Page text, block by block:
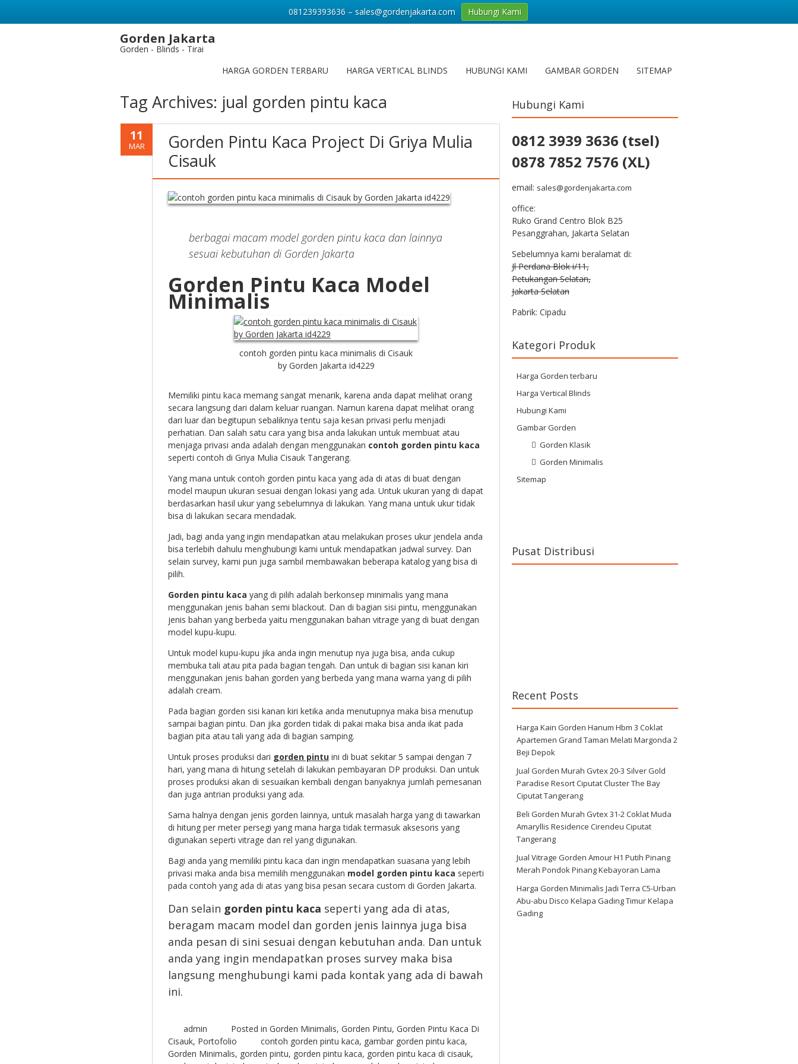
Gorden Jakarta
Gorden - Blinds - Tirai
HARGA GORDEN TERBARU
HARGA VERTICAL BLINDS HUBUNGI KAMI GAMBAR GORDEN SITEMAP
Tag Archives: jual gorden pintu kaca
11
MAR
Gorden Pintu Kaca Project Di Griya Mulia
Cisauk
berbagai macam model gorden pintu kaca dan lainnya
sesuai kebutuhan di Gorden Jakarta
Gorden Pintu Kaca Model
Minimalis
contoh gorden pintu kaca minimalis di Cisauk
by Gorden Jakarta id4229
Memiliki pintu kaca memang sangat menarik, karena anda dapat melihat orang
secara langsung dari dalam keluar ruangan. Namun karena dapat melihat orang
dari luar dan begitupun sebaliknya tentu saja kesan privasi perlu menjadi
perhatian. Dan salah satu cara yang bisa anda lakukan untuk membuat atau
menjaga privasi anda adalah dengan menggunakan contoh gorden pintu kaca
seperti contoh di Griya Mulia Cisauk Tangerang.
Yang mana untuk contoh gorden pintu kaca yang ada di atas di buat dengan
model maupun ukuran sesuai dengan lokasi yang ada. Untuk ukuran yang di dapat
berdasarkan hasil ukur yang sebelumnya di lakukan. Yang mana untuk ukur tidak
bisa di lakukan secara mendadak.
Jadi, bagi anda yang ingin mendapatkan atau melakukan proses ukur jendela anda
bisa terlebih dahulu menghubungi kami untuk mendapatkan jadwal survey. Dan
selain survey, kami pun juga sambil membawakan beberapa katalog yang bisa di
pilih.
Gorden pintu kaca yang di pilih adalah berkonsep minimalis yang mana
menggunakan jenis bahan semi blackout. Dan di bagian sisi pintu, menggunakan
jenis bahan yang berbeda yaitu menggunakan bahan vitrage yang di buat dengan
model kupu-kupu.
Untuk model kupu-kupu jika anda ingin menutup nya juga bisa, anda cukup
membuka tali atau pita pada bagian tengah. Dan untuk di bagian sisi kanan kiri
menggunakan jenis bahan gorden yang berbeda yang mana warna yang di pilih
adalah cream.
Pada bagian gorden sisi kanan kiri ketika anda menutupnya maka bisa menutup
sampai bagian pintu. Dan jika gorden tidak di pakai maka bisa anda ikat pada
bagian pita atau tali yang ada di bagian samping.
Untuk proses produksi dari gorden pintuini di buat sekitar 5 sampai dengan 7
hari, yang mana di hitung setelah di lakukan pembayaran DP produksi. Dan untuk
proses produksi akan di sesuaikan kembali dengan banyaknya jumlah pemesanan
dan juga antrian produksi yang ada.
Sama halnya dengan jenis gorden lainnya, untuk masalah harga yang di tawarkan
di hitung per meter persegi yang mana harga tidak termasuk aksesoris yang
digunakan seperti vitrage dan rel yang digunakan.
Bagi anda yang memiliki pintu kaca dan ingin mendapatkan suasana yang lebih
privasi maka anda bisa memilih menggunakan model gorden pintu kaca seperti
pada contoh yang ada di atas yang bisa pesan secara custom di Gorden Jakarta.
Dan selain gorden pintu kaca seperti yang ada di atas,
beragam macam model dan gorden jenis lainnya juga bisa
anda pesan di sini sesuai dengan kebutuhan anda. Dan untuk
anda yang ingin mendapatkan proses survey maka bisa
langsung menghubungi kami pada kontak yang ada di bawah
ini.
admin Posted in Gorden Minimalis, Gorden Pintu, Gorden Pintu Kaca Di
Cisauk, Portofolio contoh gorden pintu kaca, gambar gorden pintu kaca,
Gorden Minimalis, gorden pintu, gorden pintu kaca, gorden pintu kaca di cisauk,
Hubungi Kami
0812 3939 3636 (tsel)
0878 7852 7576 (XL)
email: sales@gordenjakarta.com
office:
Ruko Grand Centro Blok B25
Pesanggrahan, Jakarta Selatan
Sebelumnya kami beralamat di:
Jl Perdana Blok i/11,
Petukangan Selatan,
Jakarta Selatan
Pabrik: Cipadu
Kategori Produk
Harga Gorden terbaru
Harga Vertical Blinds
Hubungi Kami
Gambar Gorden
Gorden Klasik
Gorden Minimalis
Sitemap
Pusat Distribusi
Recent Posts
Harga Kain Gorden Hanum Hbm 3 Coklat
Apartemen Grand Taman Melati Margonda 2
Beji Depok
Jual Gorden Murah Gvtex 20-3 Silver Gold
Paradise Resort Ciputat Cluster The Bay
Ciputat Tangerang
Beli Gorden Murah Gvtex 31-2 Coklat Muda
Amaryllis Residence Cirendeu Ciputat
Tangerang
Jual Vitrage Gorden Amour H1 Putih Pinang
Merah Pondok Pinang Kebayoran Lama
Harga Gorden Minimalis Jadi Terra C5-Urban
Abu-abu Disco Kelapa Gading Timur Kelapa
Gading
081239393636 – sales@gordenjakarta.com Hubungi Kami